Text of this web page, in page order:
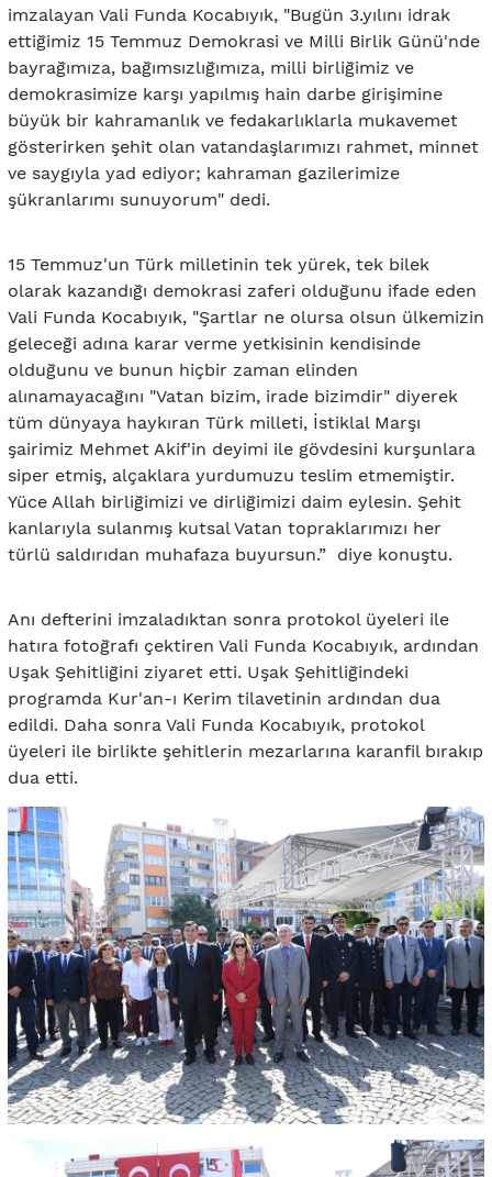
imzalayan Vali Funda Kocabıyık, "Bugün 3.yılını idrak
ettiğimiz 15 Temmuz Demokrasi ve Milli Birlik Günü'nde
bayrağımıza, bağımsızlığımıza, milli birliğimiz ve
demokrasimize karşı yapılmış hain darbe girişimine
büyük bir kahramanlık ve fedakarlıklarla mukavemet
gösterirken şehit olan vatandaşlarımızı rahmet, minnet
ve saygıyla yad ediyor; kahraman gazilerimize
şükranlarımı sunuyorum" dedi.
15 Temmuz'un Türk milletinin tek yürek, tek bilek
olarak kazandığı demokrasi zaferi olduğunu ifade eden
Vali Funda Kocabıyık, "Şartlar ne olursa olsun ülkemizin
geleceği adına karar verme yetkisinin kendisinde
olduğunu ve bunun hiçbir zaman elinden
alınamayacağını "Vatan bizim, irade bizimdir" diyerek
tüm dünyaya haykıran Türk milleti, İstiklal Marşı
şairimiz Mehmet Akif'in deyimi ile gövdesini kurşunlara
siper etmiş, alçaklara yurdumuzu teslim etmemiştir.
Yüce Allah birliğimizi ve dirliğimizi daim eylesin. Şehit
kanlarıyla sulanmış kutsal Vatan topraklarımızı her
türlü saldırıdan muhafaza buyursun.” diye konuştu.
Anı defterini imzaladıktan sonra protokol üyeleri ile
hatıra fotoğrafı çektiren Vali Funda Kocabıyık, ardından
Uşak Şehitliğini ziyaret etti. Uşak Şehitliğindeki
programda Kur'an-ı Kerim tilavetinin ardından dua
edildi. Daha sonra Vali Funda Kocabıyık, protokol
üyeleri ile birlikte şehitlerin mezarlarına karanfil bırakıp
dua etti.